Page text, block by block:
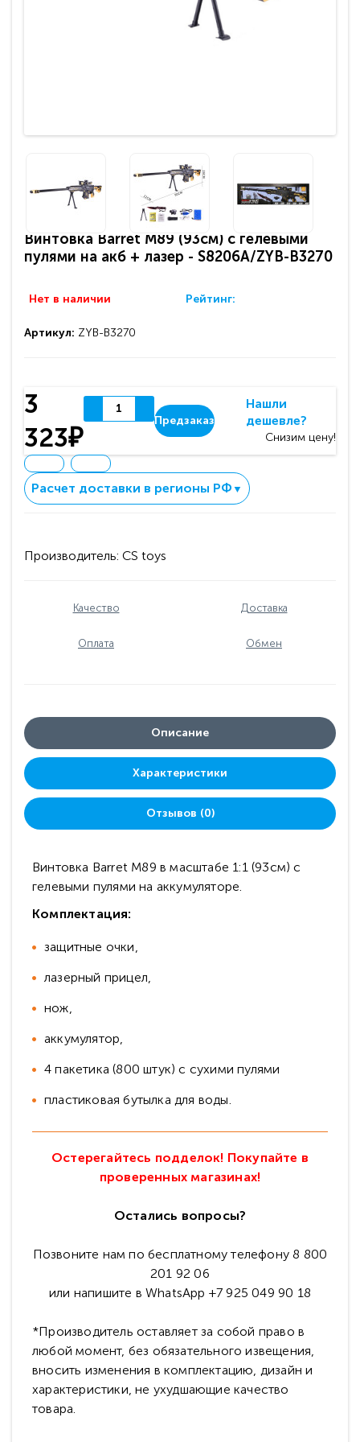
Винтовка Barret M89 (93см) с гелевыми
пулями на акб + лазер - S8206A/ZYB-B3270
Нет в наличии Рейтинг:
Артикул: ZYB-B3270
3
323₽
Предзаказ
Нашли
дешевле?
Снизим цену!
Расчет доставки в регионы РФ ▼
Производитель: CS toys
Качество Доставка
Оплата Обмен
Описание
Характеристики
Отзывов (0)
Винтовка Barret M89 в масштабе 1:1 (93см) с
гелевыми пулями на аккумуляторе.
Комплектация:
защитные очки,
лазерный прицел,
нож,
аккумулятор,
4 пакетика (800 штук) с сухими пулями
пластиковая бутылка для воды.
Остерегайтесь подделок! Покупайте в
проверенных магазинах!
Остались вопросы?
Позвоните нам по бесплатному телефону 8 800
201 92 06
или напишите в WhatsApp +7 925 049 90 18
*Производитель оставляет за собой право в
любой момент, без обязательного извещения,
вносить изменения в комплектацию, дизайн и
характеристики, не ухудшающие качество
товара.